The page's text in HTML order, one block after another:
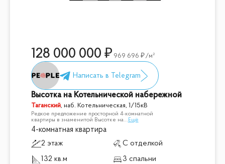
128 000 000 969 696 /м²
Высотка на Котельнической набережной
Таганский, наб. Котельническая, 1/15кВ
Редкое предложение просторной 4-комнатной
квартиры в знаменитой Высотке на... Ещё
4-комнатная квартира
2 этаж
С отделкой
132 кв.м
3 спальни